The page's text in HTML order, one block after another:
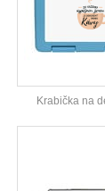
Krabička na